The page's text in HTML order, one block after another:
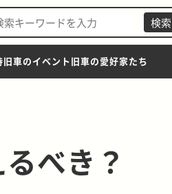
検索
旧車のイベント 旧車の愛好家たち
べき？